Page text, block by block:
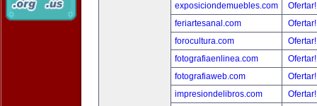
exposiciondemuebles.com
feriartesanal.com
forocultura.com
fotografiaenlinea.com
fotografiaweb.com
impresiondelibros.com